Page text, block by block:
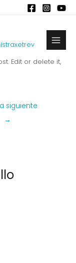
Main
Edit or delete it,
siguiente
→